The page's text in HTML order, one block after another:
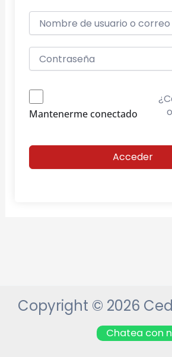
Mantenerme conectado
Acceder
Copyright © 2026
Chatea con